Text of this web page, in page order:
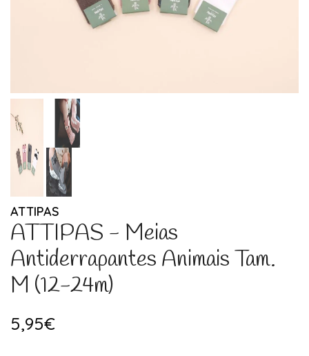
ATTIPAS
ATTIPAS - Meias
Antiderrapantes Animais Tam.
M (12-24m)
5,95€